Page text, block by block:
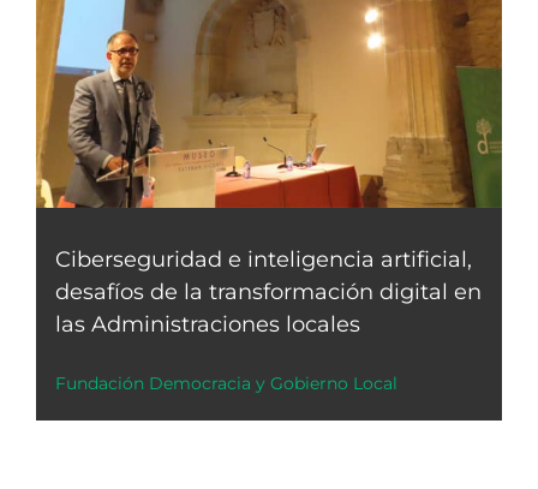
Ciberseguridad e inteligencia artificial,
desafíos de la transformación digital en
las Administraciones locales
Fundación Democracia y Gobierno Local